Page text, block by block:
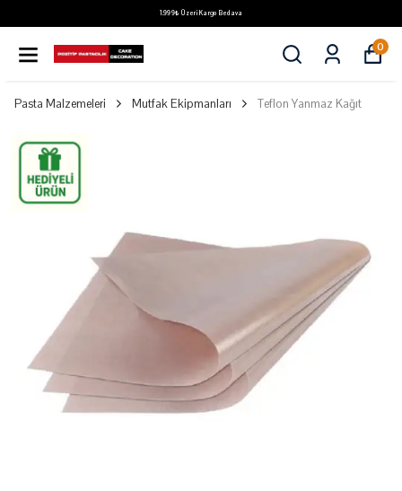
1.999₺ Üzeri Kargo Bedava
0
Pasta Malzemeleri Mutfak Ekipmanları Teflon Yanmaz Kağıt